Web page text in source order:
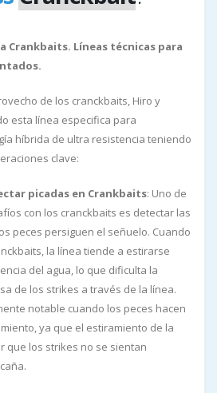
Crankbaits. Líneas técnicas para
de los cranckbaits, Hiro y
esta línea especifica para
híbrida de ultra resistencia teniendo
clave:
picadas en Crankbaits: Uno de
con los cranckbaits es detectar las
peces persiguen el señuelo. Cuando
la línea tiende a estirarse
del agua, lo que dificulta la
de los strikes a través de la línea.
notable cuando los peces hacen
ya que el estiramiento de la
que los strikes no se sientan